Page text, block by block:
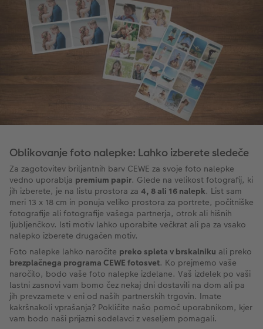
Oblikovanje foto nalepke: Lahko izberete sledeče
Za zagotovitev briljantnih barv CEWE za svoje foto nalepke
vedno uporablja premium papir. Glede na velikost fotografij, ki
jih izberete, je na listu prostora za 4, 8 ali 16 nalepk. List sam
meri 13 x 18 cm in ponuja veliko prostora za portrete, počitniške
fotografije ali fotografije vašega partnerja, otrok ali hišnih
ljubljenčkov. Isti motiv lahko uporabite večkrat ali pa za vsako
nalepko izberete drugačen motiv.
Foto nalepke lahko naročite preko spleta v brskalniku ali preko
brezplačnega programa CEWE fotosvet. Ko prejmemo vaše
naročilo, bodo vaše foto nalepke izdelane. Vaš izdelek po vaši
lastni zasnovi vam bomo čez nekaj dni dostavili na dom ali pa
jih prevzamete v eni od naših partnerskih trgovin. Imate
kakršnakoli vprašanja? Pokličite našo pomoč uporabnikom, kjer
vam bodo naši prijazni sodelavci z veseljem pomagali.